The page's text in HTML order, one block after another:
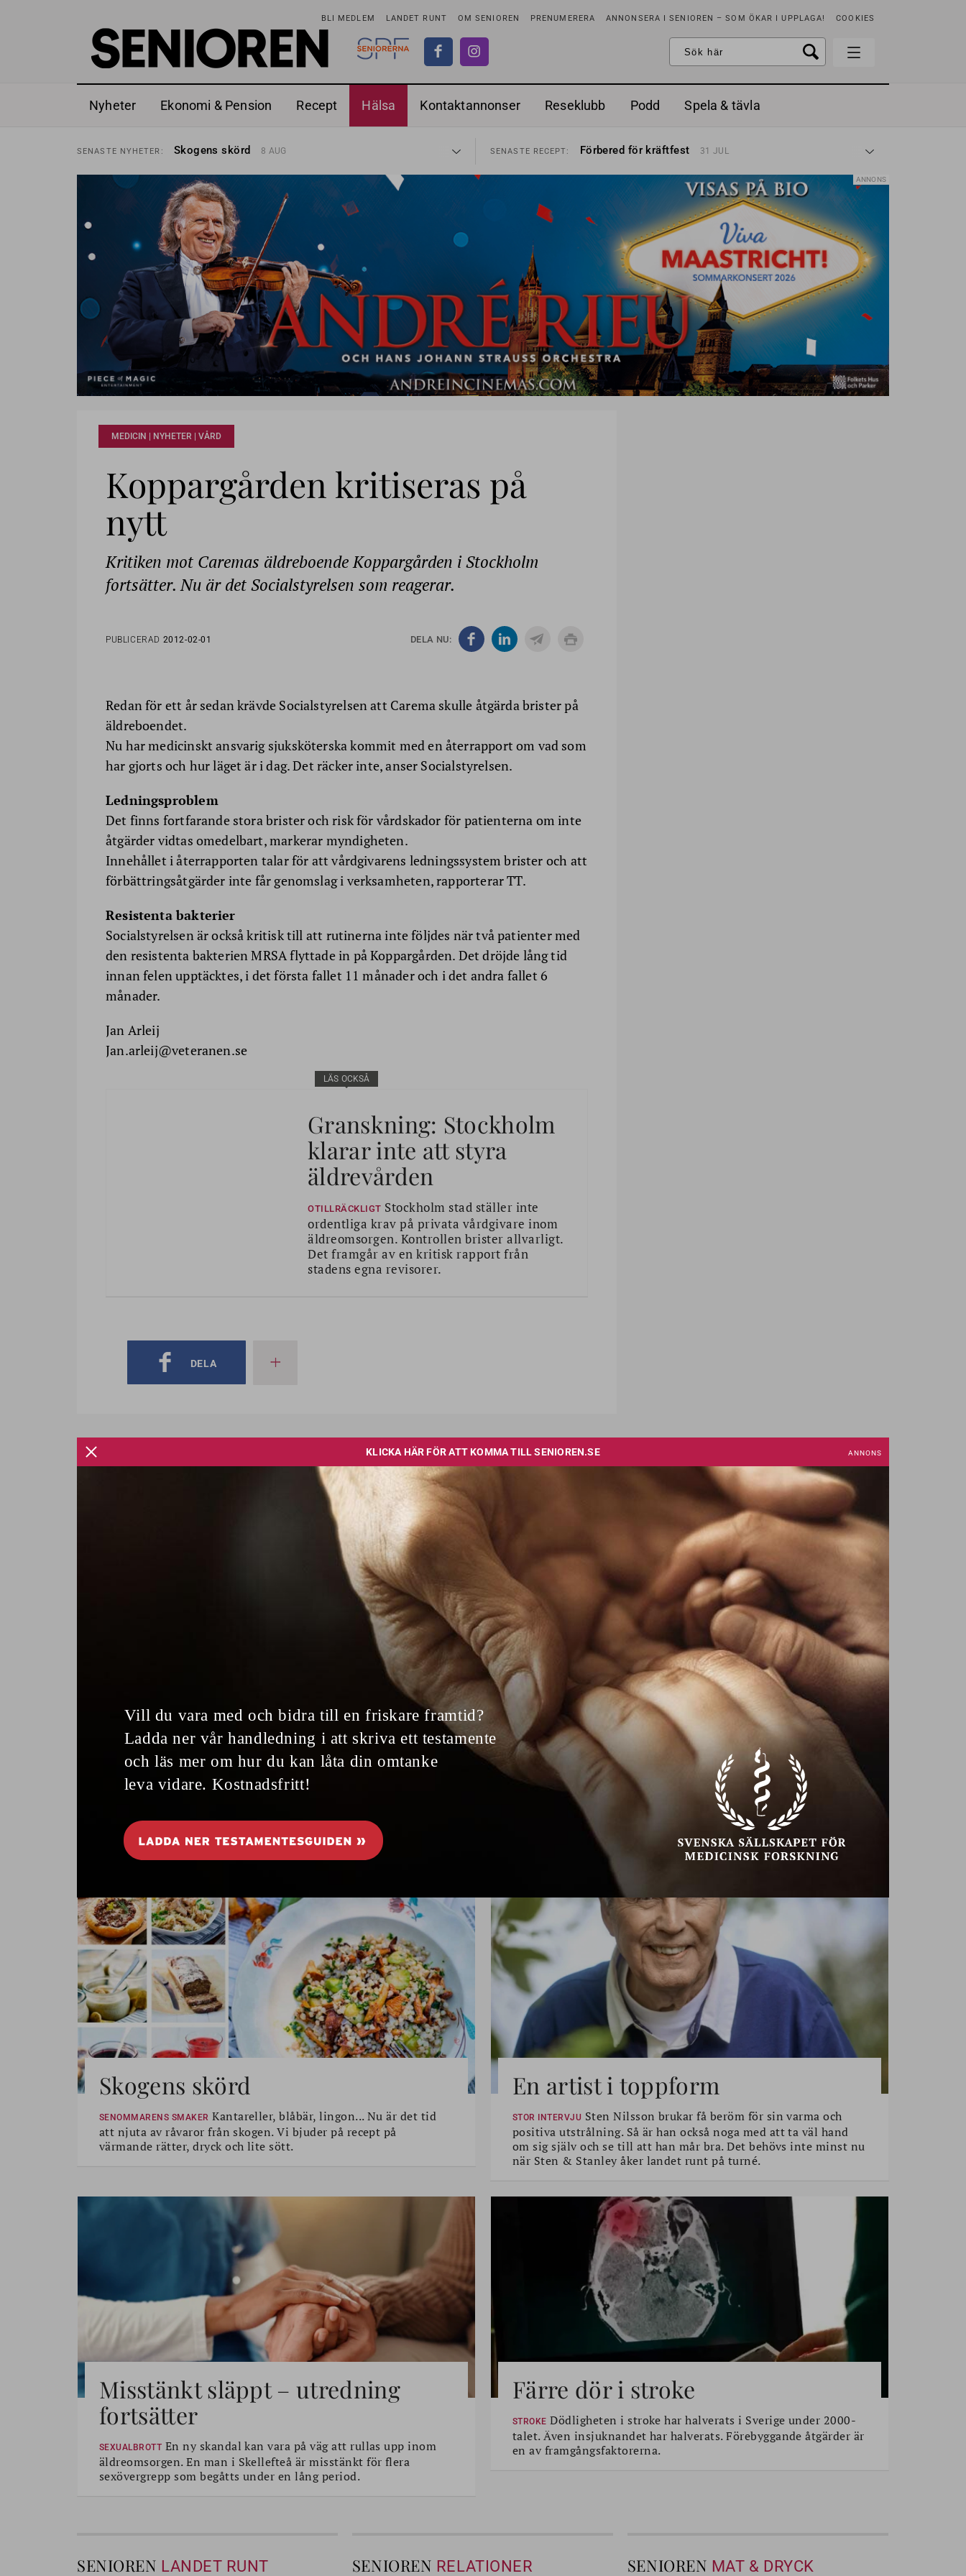
BLI MEDLEM LANDET RUNT OM SENIOREN PRENUMERERA ANNONSERA I SENIOREN – SOM ÖKAR I UPPLAGA! COOKIES
Nyheter Ekonomi & Pension Recept Hälsa Kontaktannonser Reseklubb Podd Spela & tävla
SENASTE NYHETER: Skogens skörd 8 AUG
SENASTENYHETER: Reform för äldre kan bli slag i luften 31 JUL
SENASTENYHETER: Kravet: Nu måste 65-årsgränsen bort 30 JUL
Dom öppnar för rätt till garantipension
NYHETER: Snart kan telefonförsäljning förbjudas i Sverige
SENASTE NYHETER: Hyror rusar ifrån äldres bostadstillägg
SENASTE NYHETER: Skogens skörd 8 AUG
SENASTE RECEPT: Förbered för kräftfest 31 JUL
SENASTE RECEPT: Sommarmat på stora fat 3 JUL
Timjankokta jordgubbar med vaniljglass 18 JUN
Mycket smak med örter 13 JUN
SENASTE RECEPT: Mums med munsbitar 3 MAJ
SENASTE RECEPT: Ranchdipp med gräddfil, dill och persilja 2 MAJ
Förbered för kräftfest 31 JUL
ANNONS
MEDICIN | NYHETER | VÅRD
Koppargården kritiseras på
nytt
Kritiken mot Caremas äldreboende Koppargården i Stockholm
fortsätter. Nu är det Socialstyrelsen som reagerar.
PUBLICERAD 2012-02-01 DELA NU:
Redan för ett år sedan krävde Socialstyrelsen att Carema skulle åtgärda brister på
äldreboendet.
Nu har medicinskt ansvarig sjuksköterska kommit med en återrapport om vad som
har gjorts och hur läget är i dag. Det räcker inte, anser Socialstyrelsen.
Ledningsproblem
Det finns fortfarande stora brister och risk för vårdskador för patienterna om inte
åtgärder vidtas omedelbart, markerar myndigheten.
Innehållet i återrapporten talar för att vårdgivarens ledningssystem brister och att
förbättringsåtgärder inte får genomslag i verksamheten, rapporterar TT.
Resistenta bakterier
Socialstyrelsen är också kritisk till att rutinerna inte följdes när två patienter med
den resistenta bakterien MRSA flyttade in på Koppargården. Det dröjde lång tid
innan felen upptäcktes, i det första fallet 11 månader och i det andra fallet 6
månader.
Jan Arleij
Jan.arleij@veteranen.se
LÄS OCKSÅ
Granskning: Stockholm
klarar inte att styra
äldrevården
OTILLRÄCKLIGT Stockholm stad ställer inte
ordentliga krav på privata vårdgivare inom
äldreomsorgen. Kontrollen brister allvarligt.
Det framgår av en kritisk rapport från
stadens egna revisorer.
DELA
LÄS OCKSÅ
Privata vårdgivare
sägs upp efter
skandaler
Blodförgiftning, sängbrist,
amputationer, smuts, resistenta
bakterier, dödsfall, anmälningar som
försvinner, rädda anställda... Skandalen
kring två av caremas äldreboenden i
Stockholm växer.
Äldreomsorgen
tappar stort i
förtroende
Nästan en tredjedel av
anhöriga till äldre med hemtjänst är
inte nöjda med omsorgen. Det visar en
ny undersökning från Socialstyrelsen.
Skogens skörd
SENOMMARENS SMAKER Kantareller, blåbär, lingon... Nu är det tid
att njuta av råvaror från skogen. Vi bjuder på recept på
värmande rätter, dryck och lite sött.
En artist i toppform
STOR INTERVJU Sten Nilsson brukar få beröm för sin varma och
positiva utstrålning. Så är han också noga med att ta väl hand
om sig själv och se till att han mår bra. Det behövs inte minst nu
när Sten & Stanley åker landet runt på turné.
Misstänkt släppt – utredning
fortsätter
SEXUALBROTT En ny skandal kan vara på väg att rullas upp inom
äldreomsorgen. En man i Skellefteå är misstänkt för flera
sexövergrepp som begåtts under en lång period.
Färre dör i stroke
STROKE Dödligheten i stroke har halverats i Sverige under 2000-
talet. Även insjuknandet har halverats. Förebyggande åtgärder är
en av framgångsfaktorerna.
SENIOREN LANDET RUNT SENIOREN RELATIONER SENIOREN MAT & DRYCK